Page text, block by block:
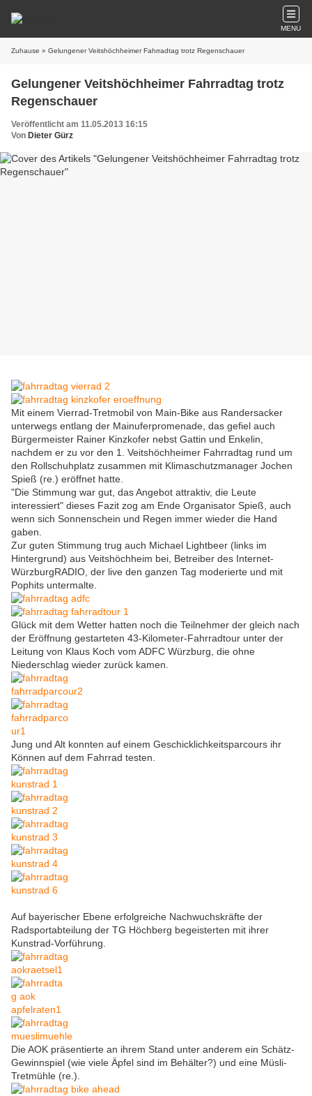
MENU
Zuhause » Gelungener Veitshöchheimer Fahrradtag trotz Regenschauer
Gelungener Veitshöchheimer Fahrradtag trotz
Regenschauer
Veröffentlicht am 11.05.2013 16:15
Von Dieter Gürz
Mit einem Vierrad-Tretmobil von Main-Bike aus Randersacker
unterwegs entlang der Mainuferpromenade, das gefiel auch
Bürgermeister Rainer Kinzkofer nebst Gattin und Enkelin,
nachdem er zu vor den 1. Veitshöchheimer Fahrradtag rund um
den Rollschuhplatz zusammen mit Klimaschutzmanager Jochen
Spieß (re.) eröffnet hatte.
"Die Stimmung war gut, das Angebot attraktiv, die Leute
interessiert" dieses Fazit zog am Ende Organisator Spieß, auch
wenn sich Sonnenschein und Regen immer wieder die Hand
gaben.
Zur guten Stimmung trug auch Michael Lightbeer (links im
Hintergrund) aus Veitshöchheim bei, Betreiber des Internet-
WürzburgRADIO, der live den ganzen Tag moderierte und mit
Pophits untermalte.
Glück mit dem Wetter hatten noch die Teilnehmer der gleich nach
der Eröffnung gestarteten 43-Kilometer-Fahrradtour unter der
Leitung von Klaus Koch vom ADFC Würzburg, die ohne
Niederschlag wieder zurück kamen.
Jung und Alt konnten auf einem Geschicklichkeitsparcours ihr
Können auf dem Fahrrad testen.
Auf bayerischer Ebene erfolgreiche Nachwuchskräfte der
Radsportabteilung der TG Höchberg begeisterten mit ihrer
Kunstrad-Vorführung.
Die AOK präsentierte an ihrem Stand unter anderem ein Schätz-
Gewinnspiel (wie viele Äpfel sind im Behälter?) und eine Müsli-
Tretmühle (re.).